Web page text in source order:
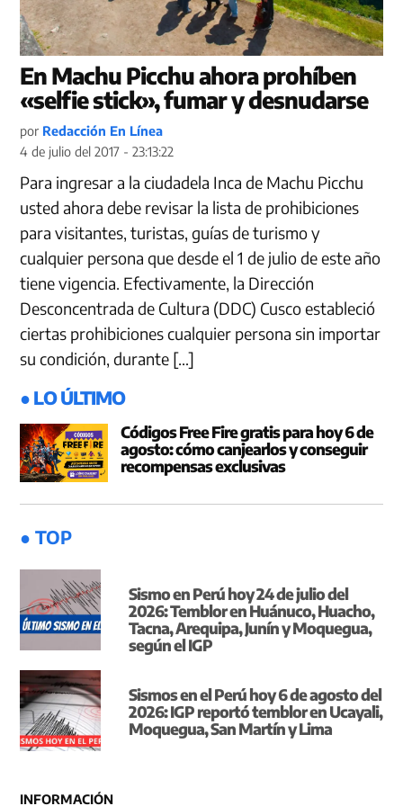
En Machu Picchu ahora prohíben
«selfie stick», fumar y desnudarse
por Redacción En Línea
4 de julio del 2017 - 23:13:22
Para ingresar a la ciudadela Inca de Machu Picchu
usted ahora debe revisar la lista de prohibiciones
para visitantes, turistas, guías de turismo y
cualquier persona que desde el 1 de julio de este año
tiene vigencia. Efectivamente, la Dirección
Desconcentrada de Cultura (DDC) Cusco estableció
ciertas prohibiciones cualquier persona sin importar
su condición, durante […]
● LO ÚLTIMO
Códigos Free Fire gratis para hoy 6 de
agosto: cómo canjearlos y conseguir
recompensas exclusivas
● TOP
Sismo en Perú hoy 24 de julio del
2026: Temblor en Huánuco, Huacho,
Tacna, Arequipa, Junín y Moquegua,
según el IGP
Sismos en el Perú hoy 6 de agosto del
2026: IGP reportó temblor en Ucayali,
Moquegua, San Martín y Lima
INFORMACIÓN